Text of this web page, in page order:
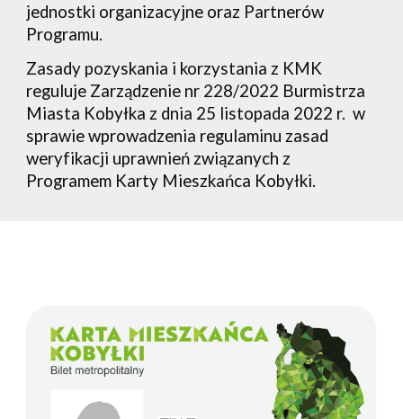
jednostki organizacyjne oraz Partnerów
Programu.
Zasady pozyskania i korzystania z KMK
reguluje Zarządzenie nr 228/2022 Burmistrza
Miasta Kobyłka z dnia 25 listopada 2022 r. w
sprawie wprowadzenia regulaminu zasad
weryfikacji uprawnień związanych z
Programem Karty Mieszkańca Kobyłki.